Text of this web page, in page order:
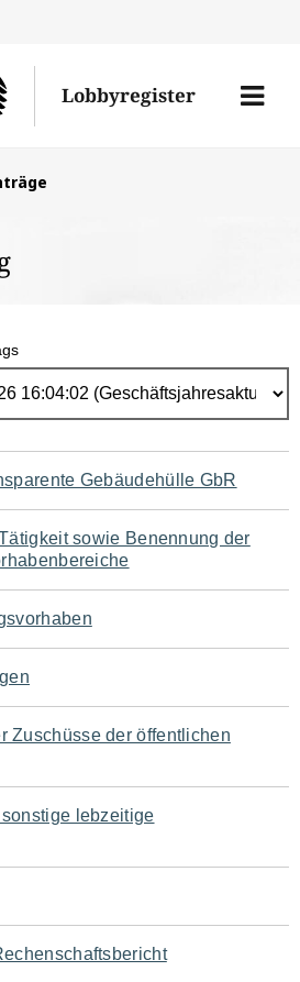
Lobbyregister
Menü
Gebäudehülle GbR
sowie Benennung der
Zuschüsse der öffentlichen
lebzeitige